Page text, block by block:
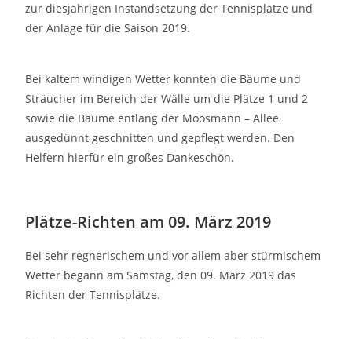
zur diesjährigen Instandsetzung der Tennisplätze und
der Anlage für die Saison 2019.
Bei kaltem windigen Wetter konnten die Bäume und
Sträucher im Bereich der Wälle um die Plätze 1 und 2
sowie die Bäume entlang der Moosmann – Allee
ausgedünnt geschnitten und gepflegt werden. Den
Helfern hierfür ein großes Dankeschön.
Plätze-Richten am 09. März 2019
Bei sehr regnerischem und vor allem aber stürmischem
Wetter begann am Samstag, den 09. März 2019 das
Richten der Tennisplätze.